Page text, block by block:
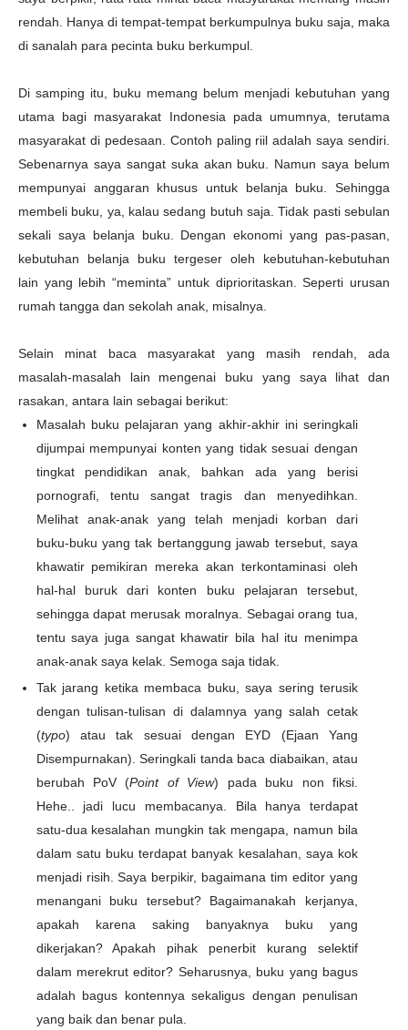
rendah. Hanya di tempat-tempat berkumpulnya buku saja, maka
di sanalah para pecinta buku berkumpul.
Di samping itu, buku memang belum menjadi kebutuhan yang
utama bagi masyarakat Indonesia pada umumnya, terutama
masyarakat di pedesaan. Contoh paling riil adalah saya sendiri.
Sebenarnya saya sangat suka akan buku. Namun saya belum
mempunyai anggaran khusus untuk belanja buku. Sehingga
membeli buku, ya, kalau sedang butuh saja. Tidak pasti sebulan
sekali saya belanja buku. Dengan ekonomi yang pas-pasan,
kebutuhan belanja buku tergeser oleh kebutuhan-kebutuhan
lain yang lebih “meminta” untuk diprioritaskan. Seperti urusan
rumah tangga dan sekolah anak, misalnya.
Selain minat baca masyarakat yang masih rendah, ada
masalah-masalah lain mengenai buku yang saya lihat dan
rasakan, antara lain sebagai berikut:
Masalah buku pelajaran yang akhir-akhir ini seringkali
dijumpai mempunyai konten yang tidak sesuai dengan
tingkat pendidikan anak, bahkan ada yang berisi
pornografi, tentu sangat tragis dan menyedihkan.
Melihat anak-anak yang telah menjadi korban dari
buku-buku yang tak bertanggung jawab tersebut, saya
khawatir pemikiran mereka akan terkontaminasi oleh
hal-hal buruk dari konten buku pelajaran tersebut,
sehingga dapat merusak moralnya. Sebagai orang tua,
tentu saya juga sangat khawatir bila hal itu menimpa
anak-anak saya kelak. Semoga saja tidak.
Tak jarang ketika membaca buku, saya sering terusik
dengan tulisan-tulisan di dalamnya yang salah cetak
(typo) atau tak sesuai dengan EYD (Ejaan Yang
Disempurnakan). Seringkali tanda baca diabaikan, atau
berubah PoV (Point of View) pada buku non fiksi.
Hehe.. jadi lucu membacanya. Bila hanya terdapat
satu-dua kesalahan mungkin tak mengapa, namun bila
dalam satu buku terdapat banyak kesalahan, saya kok
menjadi risih. Saya berpikir, bagaimana tim editor yang
menangani buku tersebut? Bagaimanakah kerjanya,
apakah karena saking banyaknya buku yang
dikerjakan? Apakah pihak penerbit kurang selektif
dalam merekrut editor? Seharusnya, buku yang bagus
adalah bagus kontennya sekaligus dengan penulisan
yang baik dan benar pula.